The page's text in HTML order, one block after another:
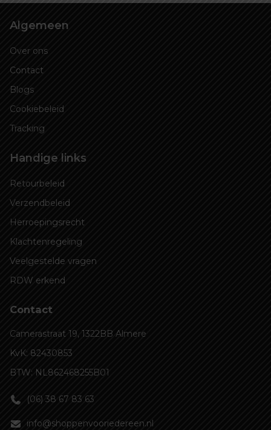
Algemeen
Over ons
Contact
Blogs
Cookiebeleid
Tracking
Handige links
Retourbeleid
Verzendbeleid
Herroepingsrecht
Klachtenregeling
Veelgestelde vragen
RDW erkend
Contact
Camerastraat 19, 1322BB Almere
KvK: 82430853
BTW: NL862468255B01
(06) 38 67 83 63
info@shoppenvooriedereen.nl